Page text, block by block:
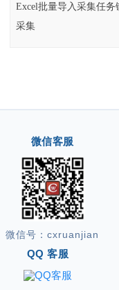
Excel批量导入采集任务
采集
微信客服
微信号：cxruanjian
QQ 客服